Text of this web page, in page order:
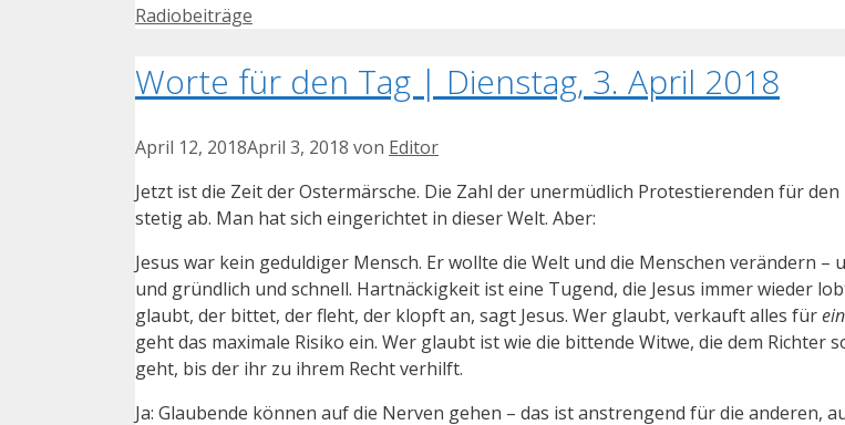
Kategorien
Radiobeiträge
Worte für den Tag | Dienstag, 3. April 2018
April 12, 2018April 3, 2018 von Editor
Jetzt ist die Zeit der Ostermärsche. Die Zahl der unermüdlich Protestierenden für
stetig ab. Man hat sich eingerichtet in dieser Welt. Aber:
Jesus war kein geduldiger Mensch. Er wollte die Welt und die Menschen verändern –
und gründlich und schnell. Hartnäckigkeit ist eine Tugend, die Jesus immer wieder
glaubt, der bittet, der fleht, der klopft an, sagt Jesus. Wer glaubt, verkauft alles für
geht das maximale Risiko ein. Wer glaubt ist wie die bittende Witwe, die dem Richter
geht, bis der ihr zu ihrem Recht verhilft.
Ja: Glaubende können auf die Nerven gehen – das ist anstrengend für die anderen,